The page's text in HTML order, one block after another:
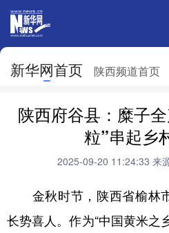
新华网首页 陕西频道首页
网站
北京 天津
吉林
山东 河南
陕西府谷县：糜子
粒”串起乡
2025-09-20 11:24:33 来
金秋时节，陕西省榆林
长势喜人。作为“中国黄米之